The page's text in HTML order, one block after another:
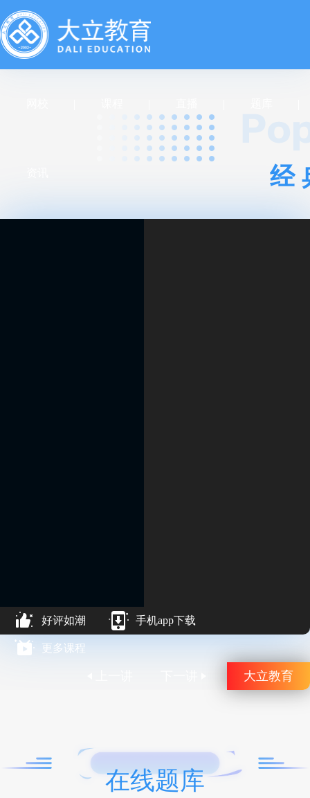
经
好评如潮 手机app下载
更多课程
大立教育
在线题库